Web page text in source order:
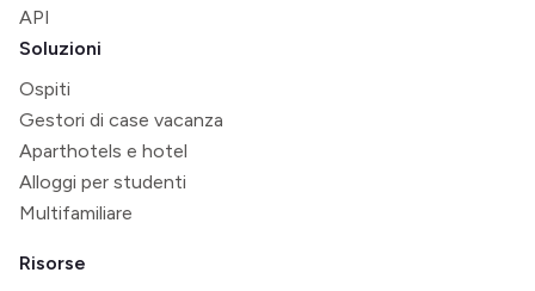
API
Soluzioni
Ospiti
Gestori di case vacanza
Aparthotels e hotel
Alloggi per studenti
Multifamiliare
Risorse